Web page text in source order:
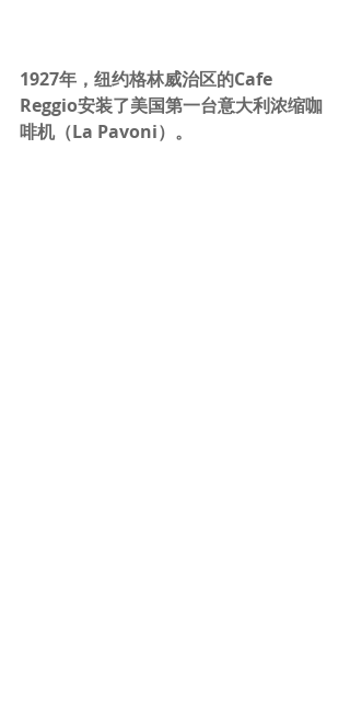
1927年，纽约格林威治区的Cafe
Reggio安装了美国第一台意大利浓缩咖
啡机（La Pavoni）。